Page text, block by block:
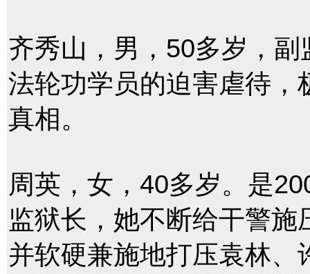
齐秀山，男，50多岁，
法轮功学员的迫害虐待
真相。
周英，女，40多岁。是
监狱长，她不断给干警
并软硬兼施地打压袁林